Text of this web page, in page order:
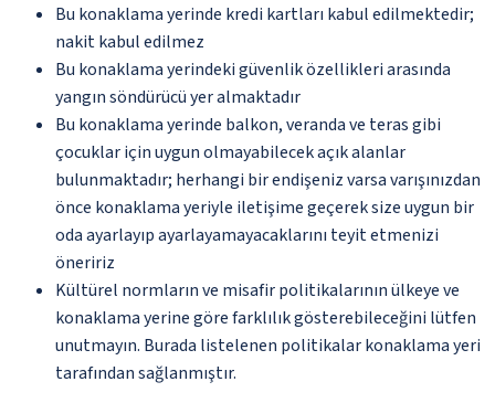
Bu konaklama yerinde kredi kartları kabul edilmektedir;
nakit kabul edilmez
Bu konaklama yerindeki güvenlik özellikleri arasında
yangın söndürücü yer almaktadır
Bu konaklama yerinde balkon, veranda ve teras gibi
çocuklar için uygun olmayabilecek açık alanlar
bulunmaktadır; herhangi bir endişeniz varsa varışınızdan
önce konaklama yeriyle iletişime geçerek size uygun bir
oda ayarlayıp ayarlayamayacaklarını teyit etmenizi
öneririz
Kültürel normların ve misafir politikalarının ülkeye ve
konaklama yerine göre farklılık gösterebileceğini lütfen
unutmayın. Burada listelenen politikalar konaklama yeri
tarafından sağlanmıştır.